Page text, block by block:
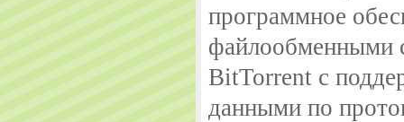
программное
файлообменными
BitTorrent с
данными по